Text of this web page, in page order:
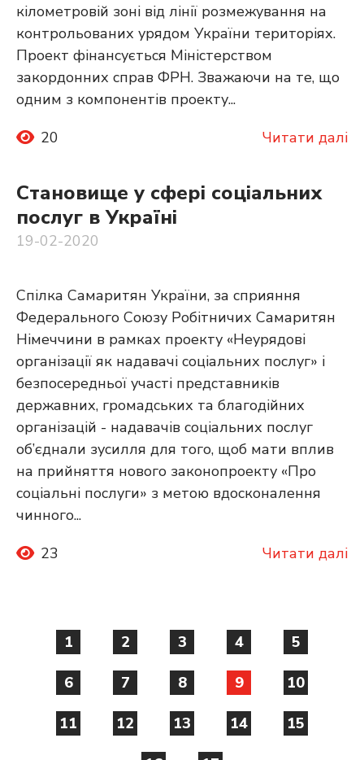
кілометровій зоні від лінії розмежування на
контрольованих урядом України територіях.
Проект фінансується Міністерством
закордонних справ ФРН. Зважаючи на те, що
одним з компонентів проекту...
20
Читати далі
Становище у сфері соціальних
послуг в Україні
19-02-2020
Спілка Самаритян України, за сприяння
Федерального Союзу Робітничих Самаритян
Німеччини в рамках проекту «Неурядові
організації як надавачі соціальних послуг» і
безпосередньої участі представників
державних, громадських та благодійних
організацій - надавачів соціальних послуг
об’єднали зусилля для того, щоб мати вплив
на прийняття нового законопроекту «Про
соціальні послуги» з метою вдосконалення
чинного...
23
Читати далі
1 2 3 4 5
6 7 8 9 10
11 12 13 14 15